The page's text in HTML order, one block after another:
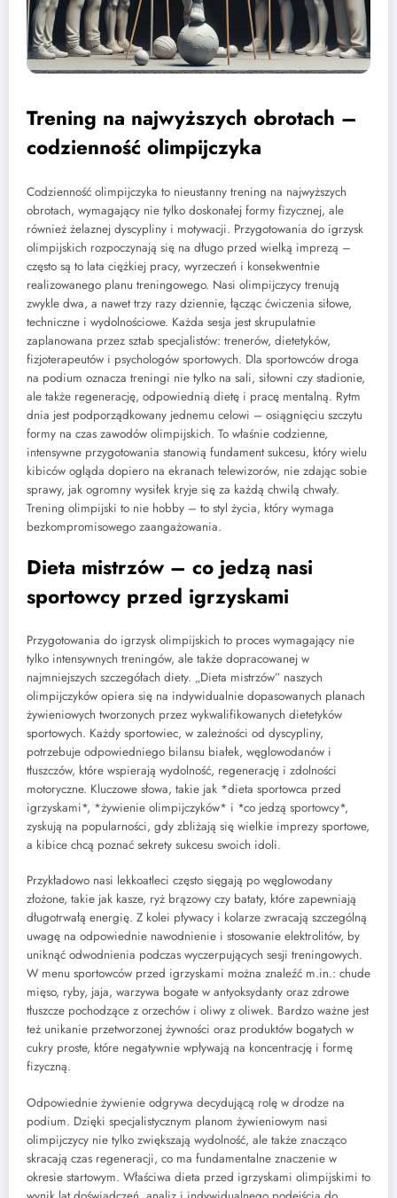
Trening na najwyższych obrotach –
codzienność olimpijczyka
Codzienność olimpijczyka to nieustanny trening na najwyższych
obrotach, wymagający nie tylko doskonałej formy fizycznej, ale
również żelaznej dyscypliny i motywacji. Przygotowania do igrzysk
olimpijskich rozpoczynają się na długo przed wielką imprezą –
często są to lata ciężkiej pracy, wyrzeczeń i konsekwentnie
realizowanego planu treningowego. Nasi olimpijczycy trenują
zwykle dwa, a nawet trzy razy dziennie, łącząc ćwiczenia siłowe,
techniczne i wydolnościowe. Każda sesja jest skrupulatnie
zaplanowana przez sztab specjalistów: trenerów, dietetyków,
fizjoterapeutów i psychologów sportowych. Dla sportowców droga
na podium oznacza treningi nie tylko na sali, siłowni czy stadionie,
ale także regenerację, odpowiednią dietę i pracę mentalną. Rytm
dnia jest podporządkowany jednemu celowi – osiągnięciu szczytu
formy na czas zawodów olimpijskich. To właśnie codzienne,
intensywne przygotowania stanowią fundament sukcesu, który wielu
kibiców ogląda dopiero na ekranach telewizorów, nie zdając sobie
sprawy, jak ogromny wysiłek kryje się za każdą chwilą chwały.
Trening olimpijski to nie hobby – to styl życia, który wymaga
bezkompromisowego zaangażowania.
Dieta mistrzów – co jedzą nasi
sportowcy przed igrzyskami
Przygotowania do igrzysk olimpijskich to proces wymagający nie
tylko intensywnych treningów, ale także dopracowanej w
najmniejszych szczegółach diety. „Dieta mistrzów” naszych
olimpijczyków opiera się na indywidualnie dopasowanych planach
żywieniowych tworzonych przez wykwalifikowanych dietetyków
sportowych. Każdy sportowiec, w zależności od dyscypliny,
potrzebuje odpowiedniego bilansu białek, węglowodanów i
tłuszczów, które wspierają wydolność, regenerację i zdolności
motoryczne. Kluczowe słowa, takie jak *dieta sportowca przed
igrzyskami*, *żywienie olimpijczyków* i *co jedzą sportowcy*,
zyskują na popularności, gdy zbliżają się wielkie imprezy sportowe,
a kibice chcą poznać sekrety sukcesu swoich idoli.
Przykładowo nasi lekkoatleci często sięgają po węglowodany
złożone, takie jak kasze, ryż brązowy czy bataty, które zapewniają
długotrwałą energię. Z kolei pływacy i kolarze zwracają szczególną
uwagę na odpowiednie nawodnienie i stosowanie elektrolitów, by
uniknąć odwodnienia podczas wyczerpujących sesji treningowych.
W menu sportowców przed igrzyskami można znaleźć m.in.: chude
mięso, ryby, jaja, warzywa bogate w antyoksydanty oraz zdrowe
tłuszcze pochodzące z orzechów i oliwy z oliwek. Bardzo ważne jest
też unikanie przetworzonej żywności oraz produktów bogatych w
cukry proste, które negatywnie wpływają na koncentrację i formę
fizyczną.
Odpowiednie żywienie odgrywa decydującą rolę w drodze na
podium. Dzięki specjalistycznym planom żywieniowym nasi
olimpijczycy nie tylko zwiększają wydolność, ale także znacząco
skracają czas regeneracji, co ma fundamentalne znaczenie w
okresie startowym. Właściwa dieta przed igrzyskami olimpijskimi to